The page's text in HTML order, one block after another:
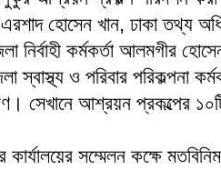
হোসেন খান, ঢাকা তথ্য
নির্বাহী কর্মকর্তা আলমগীর
স্বাস্থ্য ও পরিবার পরিকল্পনা
সেখানে আশ্রয়ন প্রকল্পের
সম্মেলন কক্ষে